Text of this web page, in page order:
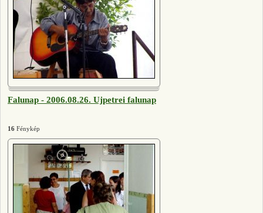
Falunap - 2006.08.26. Ujpetrei falunap
16 Fénykép